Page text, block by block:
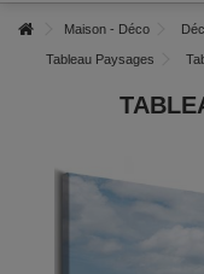
Maison - Déco
Tableau Paysages